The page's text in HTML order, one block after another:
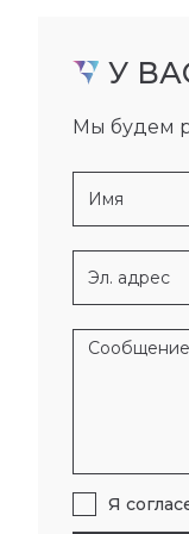
У
Мы будем
Я